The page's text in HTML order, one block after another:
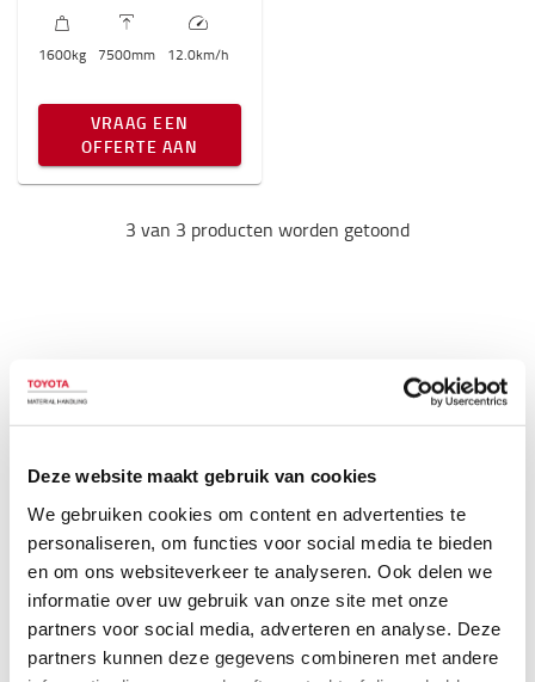
Deze website maakt gebruik van cookies
We gebruiken cookies om content en advertenties te
personaliseren, om functies voor social media te bieden
en om ons websiteverkeer te analyseren. Ook delen we
informatie over uw gebruik van onze site met onze
partners voor social media, adverteren en analyse. Deze
partners kunnen deze gegevens combineren met andere
1600kg 7500mm 12.0km/h
VRAAG EEN
OFFERTE AAN
3 van 3 producten worden getoond
De Toyota RRE160HR outdoor reachtruck wordt
geleverd met verschillende
weersbeschermingsopties, 360° besturing en om
productieve, comfortabele en veilige
materiaalbehandeling te leveren. De compacte N-
serie met slechts 1120 mm truckbreedte kan 800
mm EURO pallet tussen de steunarmen verwerken.